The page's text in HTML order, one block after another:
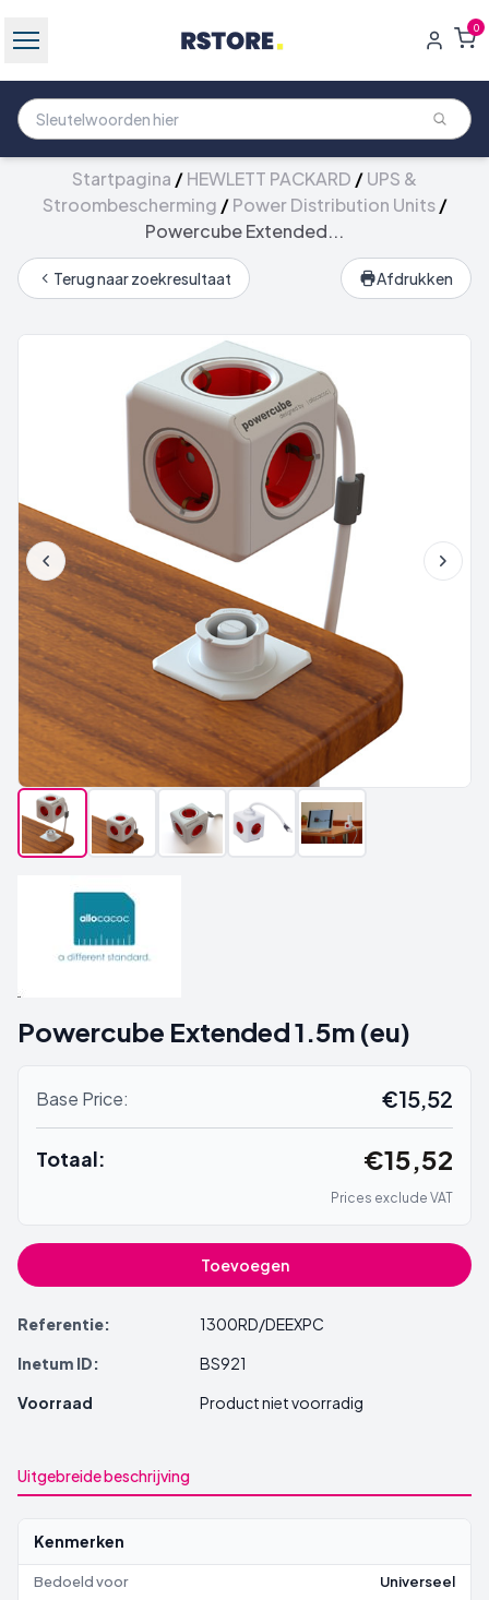
0
Startpagina /HEWLETT PACKARD /UPS &
Stroombescherming /Power Distribution Units/
Powercube Extended...
Terug naar zoekresultaat Afdrukken
Powercube Extended 1.5m (eu)
Base Price: €15,52
Totaal: €15,52
Prices exclude VAT
Toevoegen
Referentie:
1300RD/DEEXPC
Inetum ID:
BS921
Voorraad
Product niet voorradig
Uitgebreide beschrijving
Kenmerken
Bedoeld voor Universeel